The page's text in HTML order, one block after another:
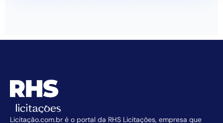
Licitação.com.br é o portal da RHS Licitações, empresa que